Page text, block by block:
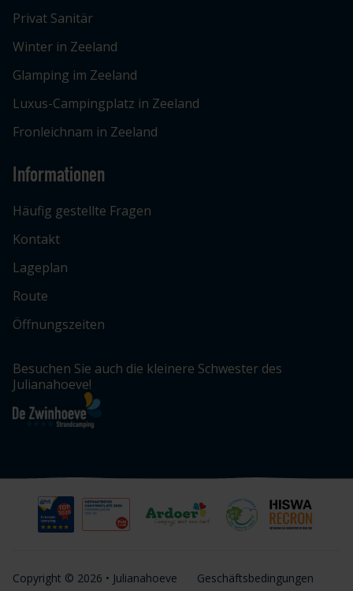
Privat Sanitär
Winter in Zeeland
Glamping im Zeeland
Luxus-Campingplatz in Zeeland
Fronleichnam in Zeeland
Informationen
Häufig gestellte Fragen
Kontakt
Lageplan
Route
Öffnungszeiten
Besuchen Sie auch die kleinere Schwester des
Julianahoeve!
Copyright © 2026 • Julianahoeve
Geschäftsbedingungen